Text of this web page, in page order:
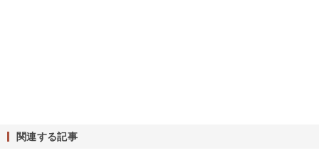
関連する記事